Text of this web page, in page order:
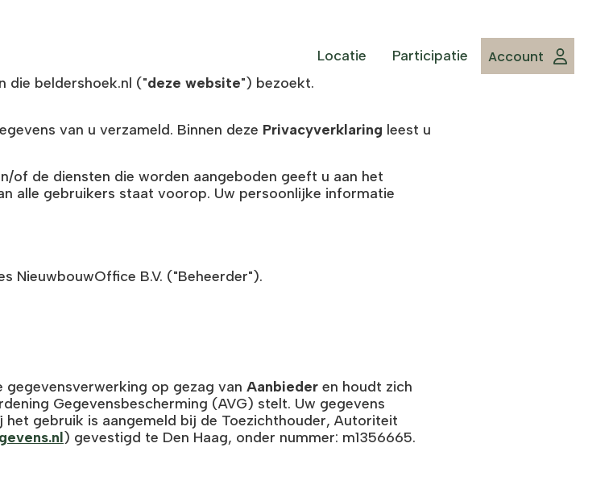
Locatie Participatie Account
die beldershoek.nl ("deze website") bezoekt.
van u verzameld. Binnen deze Privacyverklaring leest u
of de diensten die worden aangeboden geeft u aan het
alle gebruikers staat voorop. Uw persoonlijke informatie
NieuwbouwOffice B.V. ("Beheerder").
op gezag van Aanbieder en houdt zich
Gegevensbescherming (AVG) stelt. Uw gegevens
gebruik is aangemeld bij de Toezichthouder, Autoriteit
) gevestigd te Den Haag, onder nummer: m1356665.